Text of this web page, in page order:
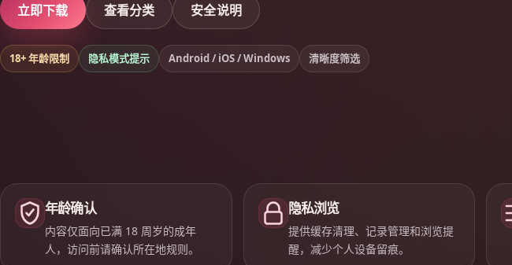
立即下载 查看分类 安全说明
18+ 年龄限制 隐私模式提示 Android / iOS / Windows 清晰度筛选
年龄确认
内容仅面向已满 18 周岁的成年
人，访问前请确认所在地规则。
隐私浏览
提供缓存清理、记录管理和浏览提
醒，减少个人设备留痕。